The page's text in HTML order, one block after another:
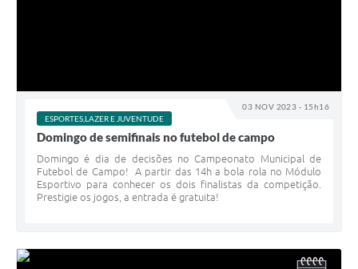
03 NOV 2023 - 15h16
ESPORTES,LAZER E JUVENTUDE
Domingo de semifinais no futebol de campo
Domingo é dia de decisões no Campeonato Municipal de
Futebol de Campo! A partir das 14h a bola rola no Módulo
Esportivo para conhecer os dois finalistas da competição.
Prestigie os jogos, a entrada é gratuita!